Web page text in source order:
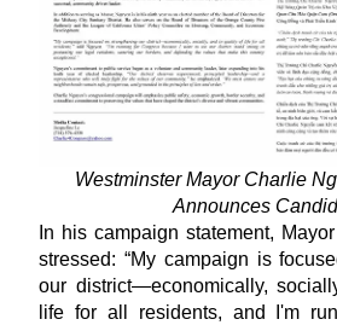
Westminster Mayor Charlie
Announces
In his campaign statement,
stressed: “My campaign is
our district—economically,
life for all residents, and I'm